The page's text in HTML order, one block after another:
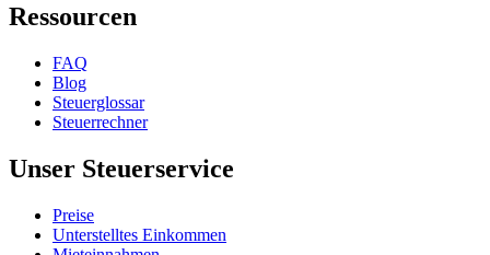
Ressourcen
FAQ
Blog
Steuerglossar
Steuerrechner
Unser Steuerservice
Preise
Unterstelltes Einkommen